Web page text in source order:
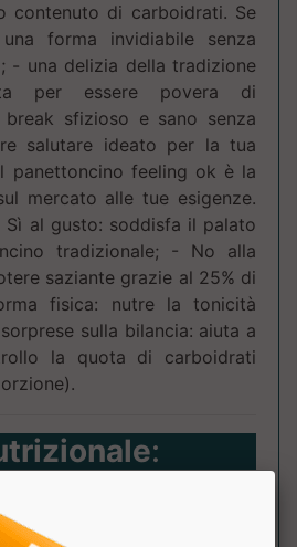
contenuto di carboidrati. Se
forma invidiabile senza
- una delizia della tradizione
per essere povera di
sfizioso e sano senza
salutare ideato per la tua
panettoncino feeling ok è la
mercato alle tue esigenze.
Sì al gusto: soddisfa il palato
tradizionale; - No alla
saziante grazie al 25% di
fisica: nutre la tonicità
sulla bilancia: aiuta a
la quota di carboidrati
:
Gr.